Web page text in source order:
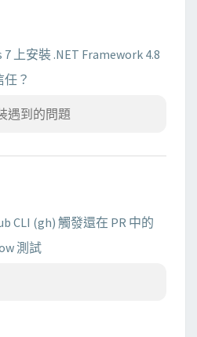
上安裝 .NET Framework 4.8
？
遇到的問題
CLI (gh) 觸發還在 PR 中的
測試